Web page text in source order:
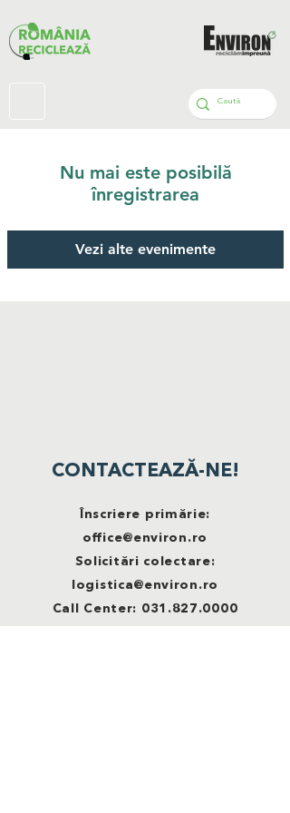
Nu mai este posibilă
înregistrarea
Vezi alte evenimente
CONTACTEAZĂ-NE!
Înscriere primărie:
office@environ.ro
Solicitări colectare:
logistica@environ.ro
Call Center: 031.827.0000